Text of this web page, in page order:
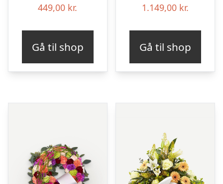
449,00 kr.
Gå til shop
1.149,00 kr.
Gå til shop